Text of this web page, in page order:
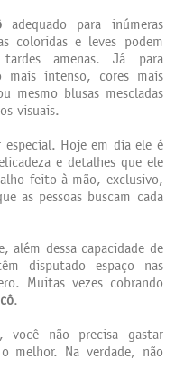
adequado para inúmeras
coloridas e leves podem
amenas. Já para
intenso, cores mais
mesmo blusas mescladas
visuais.
Hoje em dia ele é
e detalhes que ele
feito à mão, exclusivo,
as pessoas buscam cada
além dessa capacidade de
disputado espaço nas
Muitas vezes cobrando
.
você não precisa gastar
melhor. Na verdade, não